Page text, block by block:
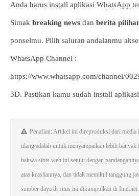
Anda harus install aplikasi WhatsApp
Simak breaking news dan berita
ponselmu. Pilih saluran andalanmu
WhatsApp Channel :
https://www.whatsapp.com/channel/
3D. Pastikan kamu sudah install
Penafian: Artikel ini direproduksi dari media
ulang adalah untuk menyampaikan lebih
bahwa situs web ini setuju dengan
atas keasliannya, dan tidak memikul tanggung
sumber daya di situs ini dikumpulkan di